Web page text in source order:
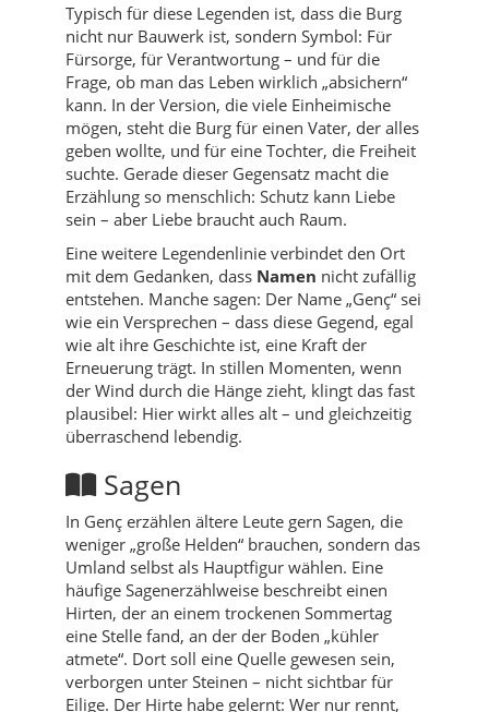
Typisch für diese Legenden ist, dass die Burg
nicht nur Bauwerk ist, sondern Symbol: Für
Fürsorge, für Verantwortung – und für die
Frage, ob man das Leben wirklich „absichern“
kann. In der Version, die viele Einheimische
mögen, steht die Burg für einen Vater, der alles
geben wollte, und für eine Tochter, die Freiheit
suchte. Gerade dieser Gegensatz macht die
Erzählung so menschlich: Schutz kann Liebe
sein – aber Liebe braucht auch Raum.
Eine weitere Legendenlinie verbindet den Ort
mit dem Gedanken, dass Namen nicht zufällig
entstehen. Manche sagen: Der Name „Genç“ sei
wie ein Versprechen – dass diese Gegend, egal
wie alt ihre Geschichte ist, eine Kraft der
Erneuerung trägt. In stillen Momenten, wenn
der Wind durch die Hänge zieht, klingt das fast
plausibel: Hier wirkt alles alt – und gleichzeitig
überraschend lebendig.
Sagen
In Genç erzählen ältere Leute gern Sagen, die
weniger „große Helden“ brauchen, sondern das
Umland selbst als Hauptfigur wählen. Eine
häufige Sagenerzählweise beschreibt einen
Hirten, der an einem trockenen Sommertag
eine Stelle fand, an der der Boden „kühler
atmete“. Dort soll eine Quelle gewesen sein,
verborgen unter Steinen – nicht sichtbar für
Eilige. Der Hirte habe gelernt: Wer nur rennt,